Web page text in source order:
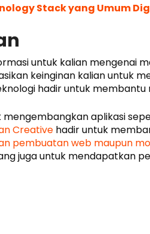
Stack yang Umum
untuk kalian mengenai
keinginan kalian untuk
hadir untuk
aplikasi
Creative hadir untuk
pembuatan web maupun
juga untuk mendapatkan